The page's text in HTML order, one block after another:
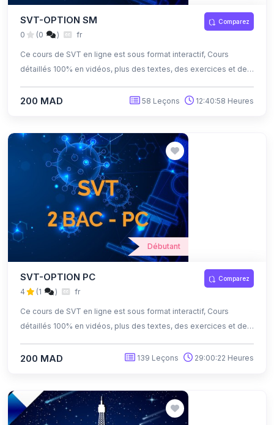
SVT-OPTION SM Comparez
0 (0 ) fr
Ce cours de SVT en ligne est sous format interactif, Cours
détaillés 100% en vidéos, plus des textes, des exercices et des
d'apprendre à son propre rythme grâce à l'auto-apprentissage
200 MAD 58 Leçons 12:40:58 Heures
Débutant
SVT-OPTION PC Comparez
4 (1 ) fr
Ce cours de SVT en ligne est sous format interactif, Cours
détaillés 100% en vidéos, plus des textes, des exercices et des
d'apprendre à son propre rythme grâce à l'auto-apprentissage
200 MAD 139 Leçons 29:00:22 Heures